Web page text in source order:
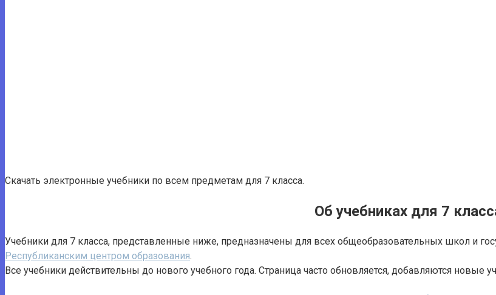
Скачать электронные учебники по всем предметам для 7 класса.
Об учебниках для 7
Учебники для 7 класса, представленные ниже, предназначены для всех общеобразовательных школ и
Республиканским центром образования.
Все учебники действительны до нового учебного года. Страница часто обновляется, добавляются новые